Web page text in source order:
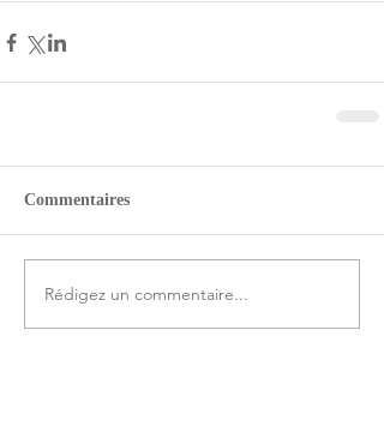
Commentaires
Rédigez un commentaire...